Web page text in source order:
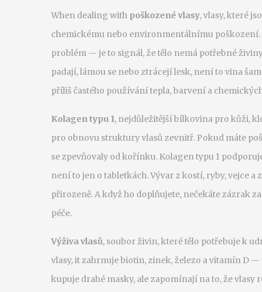
When dealing with poškozené vlasy,vlasy, které
chemickému nebo environmentálnímu poškození
problém — je to signál, že tělo nemá potřebné
padají, lámou se nebo ztrácejí lesk, není to vina
příliš častého používání tepla, barvení a
Kolagen typu 1, nejdůležitější bílkovina pro kůži,
pro obnovu struktury vlasů zevnitř. Pokud máte
se zpevňovaly od kořínku. Kolagen typu 1
není to jen o tabletkách. Vývar z kostí, ryby, vejce
přirozeně. A když ho doplňujete, nečekáte zázrak
péče.
Výživa vlasů, soubor živin, které tělo potřebuje k
vlasy, itzahrnuje biotin, zinek, železo a vitamín D —
kupuje drahé masky, ale zapomínají na to, že